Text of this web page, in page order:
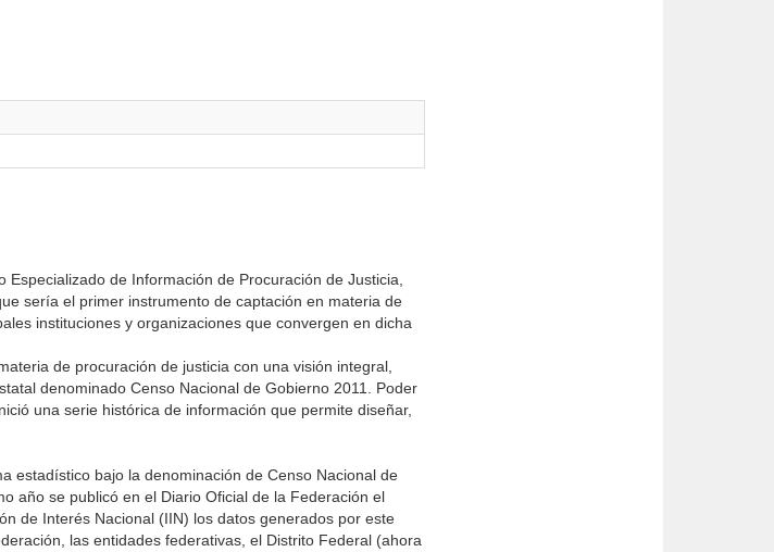
de Información de Procuración de Justicia,
sería el primer instrumento de captación en materia de
instituciones y organizaciones que convergen en dicha
de procuración de justicia con una visión integral,
denominado Censo Nacional de Gobierno 2011. Poder
una serie histórica de información que permite diseñar,
estadístico bajo la denominación de Censo Nacional de
año se publicó en el Diario Oficial de la Federación el
de Interés Nacional (IIN) los datos generados por este
las entidades federativas, el Distrito Federal (ahora